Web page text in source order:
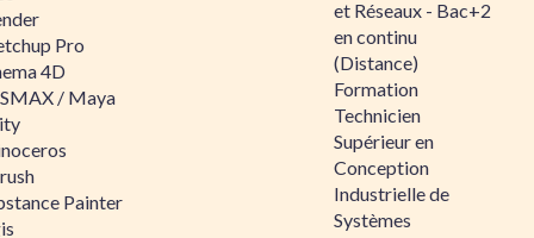
Pro
4D
/ Maya
Painter
et Réseaux - Bac+2
en continu
(Distance)
Formation
Technicien
Supérieur en
Conception
Industrielle de
Systèmes